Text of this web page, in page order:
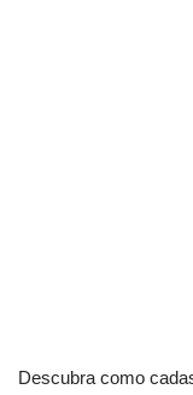
Descubra como